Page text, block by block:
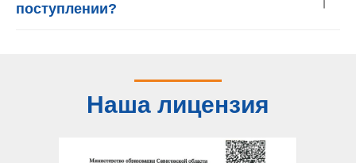
поступлении?
Наша лицензия